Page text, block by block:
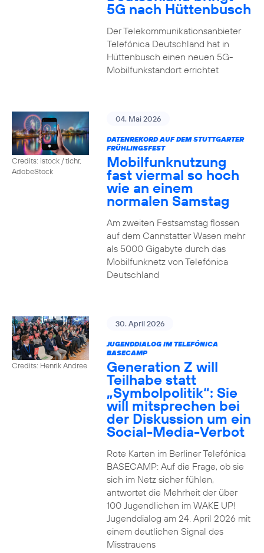
5G nach Hüttenbusch
Der Telekommunikationsanbieter
Telefónica Deutschland hat in
Hüttenbusch einen neuen 5G-
Mobilfunkstandort errichtet
Credits: istock / tichr,
AdobeStock
04. Mai 2026
DATENREKORD AUF DEM STUTTGARTER
FRÜHLINGSFEST
Mobilfunknutzung
fast viermal so hoch
wie an einem
normalen Samstag
Am zweiten Festsamstag flossen
auf dem Cannstatter Wasen mehr
als 5000 Gigabyte durch das
Mobilfunknetz von Telefónica
Deutschland
Credits: Henrik Andree
30. April 2026
JUGENDDIALOG IM TELEFÓNICA
BASECAMP
Generation Z will
Teilhabe statt
„Symbolpolitik“: Sie
will mitsprechen bei
der Diskussion um ein
Social-Media-Verbot
Rote Karten im Berliner Telefónica
BASECAMP: Auf die Frage, ob sie
sich im Netz sicher fühlen,
antwortet die Mehrheit der über
100 Jugendlichen im WAKE UP!
Jugenddialog am 24. April 2026 mit
einem deutlichen Signal des
Misstrauens